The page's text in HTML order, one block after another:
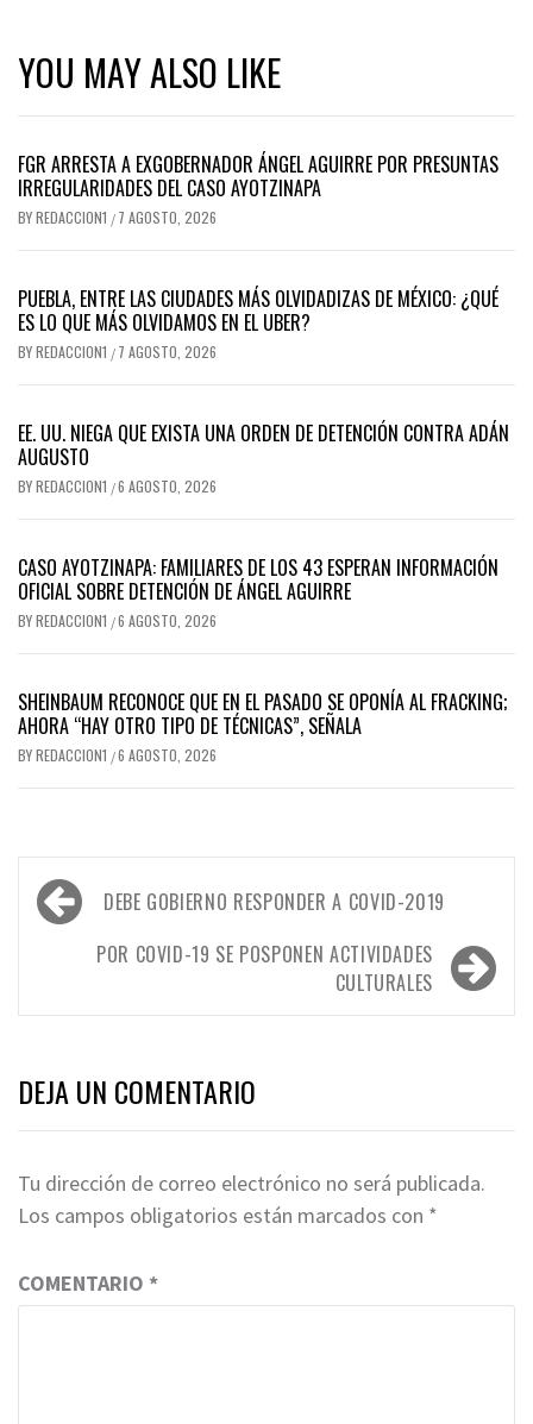
YOU MAY ALSO LIKE
FGR ARRESTA A EXGOBERNADOR ÁNGEL AGUIRRE POR PRESUNTAS
IRREGULARIDADES DEL CASO AYOTZINAPA
BYREDACCION1 / 7 AGOSTO, 2026
PUEBLA, ENTRE LAS CIUDADES MÁS OLVIDADIZAS DE MÉXICO: ¿QUÉ
ES LO QUE MÁS OLVIDAMOS EN EL UBER?
BYREDACCION1 / 7 AGOSTO, 2026
EE. UU. NIEGA QUE EXISTA UNA ORDEN DE DETENCIÓN CONTRA ADÁN
AUGUSTO
BYREDACCION1 /6 AGOSTO, 2026
CASO AYOTZINAPA: FAMILIARES DE LOS 43 ESPERAN INFORMACIÓN
OFICIAL SOBRE DETENCIÓN DE ÁNGEL AGUIRRE
BYREDACCION1 /6 AGOSTO, 2026
SHEINBAUM RECONOCE QUE EN EL PASADO SE OPONÍA AL FRACKING;
AHORA “HAY OTRO TIPO DE TÉCNICAS”, SEÑALA
BYREDACCION1 /6 AGOSTO, 2026
Navegación
de
entradas
DEBE GOBIERNO RESPONDER A COVID-2019
POR COVID-19 SE POSPONEN ACTIVIDADES
CULTURALES
DEJA UN COMENTARIO
Tu dirección de correo electrónico no será publicada.
Los campos obligatorios están marcados con *
COMENTARIO *